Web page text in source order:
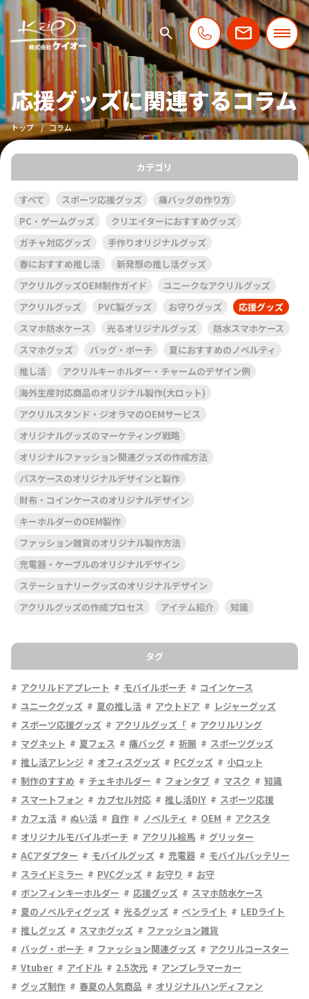
応援グッズに関連するコラム
トップ コラム
カテゴリ
すべて スポーツ応援グッズ
痛バッグの作り方
PC・ゲームグッズ
クリエイターにおすすめグッズ
ガチャ対応グッズ
手作りオリジナルグッズ
春におすすめ推し活
新発想の推し活グッズ
アクリルグッズOEM制作ガイド
ユニークなアクリルグッズ
アクリルグッズ
PVC製グッズ お守りグッズ
応援グッズ
スマホ防水ケース
光るオリジナルグッズ
防水スマホケース
スマホグッズ
バッグ・ポーチ
夏におすすめのノベルティ
推し活
アクリルキーホルダー・チャームのデザイン例
海外生産対応商品のオリジナル製作(大ロット)
アクリルスタンド・ジオラマのOEMサービス
オリジナルグッズのマーケティング戦略
オリジナルファッション関連グッズの作成方法
パスケースのオリジナルデザインと製作
財布・コインケースのオリジナルデザイン
キーホルダーのOEM製作
ファッション雑貨のオリジナル製作方法
充電器・ケーブルのオリジナルデザイン
ステーショナリーグッズのオリジナルデザイン
アクリルグッズの作成プロセス
アイテム紹介 知識
タグ
アクリルドアプレート モバイルポーチ
コインケース
ユニークグッズ
夏の推し活 アウトドア
レジャーグッズ
スポーツ応援グッズ
アクリルグッズ「
アクリルリング
マグネット
夏フェス 痛バッグ 祈願
スポーツグッズ
推し活アレンジ
オフィスグッズ PCグッズ
小ロット
制作のすすめ
チェキホルダー フォンタブ マスク
知識
スマートフォン
カプセル対応 推し活DIY
スポーツ応援
カフェ活
ぬい活 自作 ノベルティ OEM
アクスタ
オリジナルモバイルポーチ
アクリル絵馬
グリッター
ACアダプター
モバイルグッズ 充電器
モバイルバッテリー
スライドミラー
PVCグッズ お守り
お守
ボンフィンキーホルダー
応援グッズ
スマホ防水ケース
夏のノベルティグッズ
光るグッズ ペンライト
LEDライト
推しグッズ
スマホグッズ
ファッション雑貨
バッグ・ポーチ
ファッション関連グッズ
アクリルコースター
Vtuber
アイドル 2.5次元
アンブレラマーカー
グッズ制作
春夏の人気商品
オリジナルハンディファン